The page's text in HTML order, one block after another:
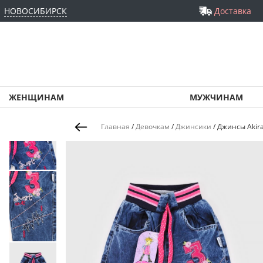
НОВОСИБИРСК Доставка
ЖЕНЩИНАМ МУЖЧИНАМ
Главная /Девочкам /Джинсики /Джинсы